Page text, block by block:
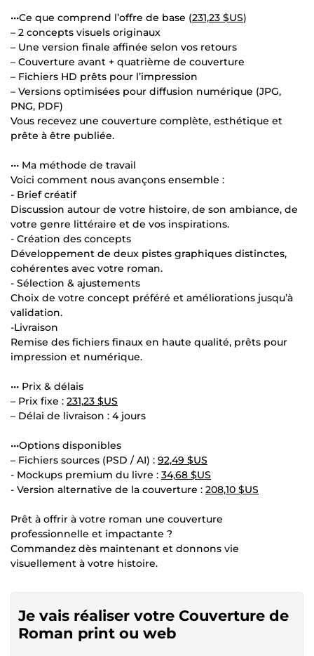
•••Ce que comprend l’offre de base (231,23 $US)
– 2 concepts visuels originaux
– Une version finale affinée selon vos retours
– Couverture avant + quatrième de couverture
– Fichiers HD prêts pour l’impression
– Versions optimisées pour diffusion numérique (JPG,
PNG, PDF)
Vous recevez une couverture complète, esthétique et
prête à être publiée.
••• Ma méthode de travail
Voici comment nous avançons ensemble :
- Brief créatif
Discussion autour de votre histoire, de son ambiance, de
votre genre littéraire et de vos inspirations.
- Création des concepts
Développement de deux pistes graphiques distinctes,
cohérentes avec votre roman.
- Sélection & ajustements
Choix de votre concept préféré et améliorations jusqu’à
validation.
-Livraison
Remise des fichiers finaux en haute qualité, prêts pour
impression et numérique.
••• Prix & délais
– Prix fixe : 231,23 $US
– Délai de livraison : 4 jours
•••Options disponibles
– Fichiers sources (PSD / AI) : 92,49 $US
- Mockups premium du livre : 34,68 $US
- Version alternative de la couverture : 208,10 $US
Prêt à offrir à votre roman une couverture
professionnelle et impactante ?
Commandez dès maintenant et donnons vie
visuellement à votre histoire.
Je vais réaliser votre Couverture de
Roman print ou web